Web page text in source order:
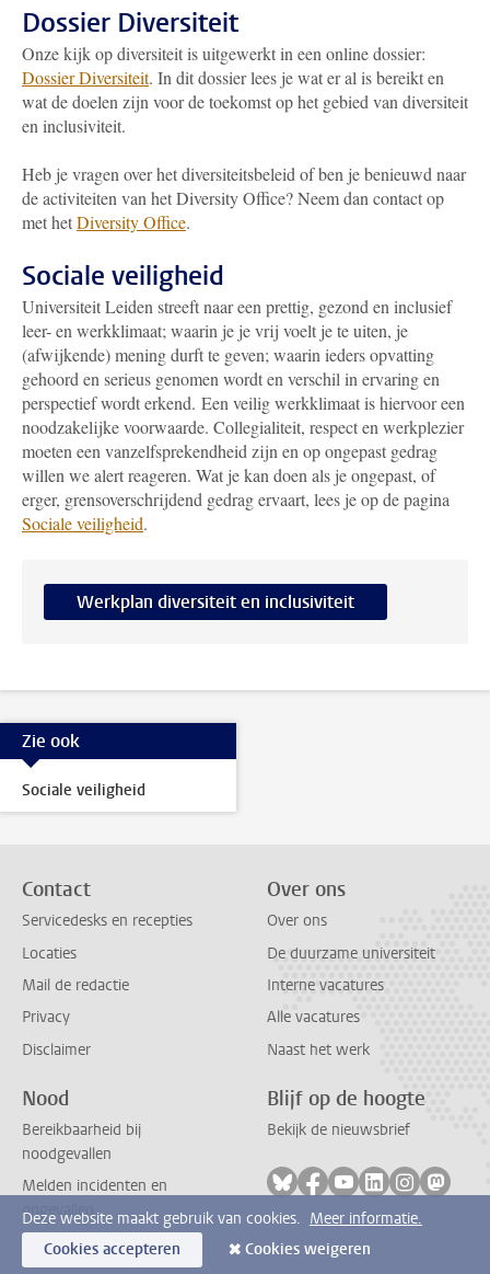
Dossier Diversiteit
Onze kijk op diversiteit is uitgewerkt in een online dossier:
Dossier Diversiteit. In dit dossier lees je wat er al is bereikt en
wat de doelen zijn voor de toekomst op het gebied van diversiteit
en inclusiviteit.
Heb je vragen over het diversiteitsbeleid of ben je benieuwd naar
de activiteiten van het Diversity Office? Neem dan contact op
met hetDiversity Office.
Sociale veiligheid
Universiteit Leiden streeft naar een prettig, gezond en inclusief
leer- en werkklimaat; waarin je je vrij voelt je te uiten, je
(afwijkende) mening durft te geven; waarin ieders opvatting
gehoord en serieus genomen wordt en verschil in ervaring en
perspectief wordt erkend. Een veilig werkklimaat is hiervoor een
noodzakelijke voorwaarde. Collegialiteit, respect en werkplezier
moeten een vanzelfsprekendheid zijn en op ongepast gedrag
willen we alert reageren. Wat je kan doen als je ongepast, of
erger, grensoverschrijdend gedrag ervaart, lees je op de pagina
Sociale veiligheid.
Werkplan diversiteit en inclusiviteit
Zie ook
Sociale veiligheid
Contact
Servicedesks en recepties
Locaties
Mail de redactie
Privacy
Disclaimer
Over ons
Over ons
De duurzame universiteit
Interne vacatures
Alle vacatures
Naast het werk
Nood
Bereikbaarheid bij
noodgevallen
Melden incidenten en
ongevallen
Blijf op de hoogte
Bekijk de nieuwsbrief
Volg ons op bluesky
Volg ons op facebook
Volg ons op
Volg ons op
Volg ons
Volg
Deze website maakt gebruik van cookies. Meer informatie.
Cookies accepteren
Cookies weigeren